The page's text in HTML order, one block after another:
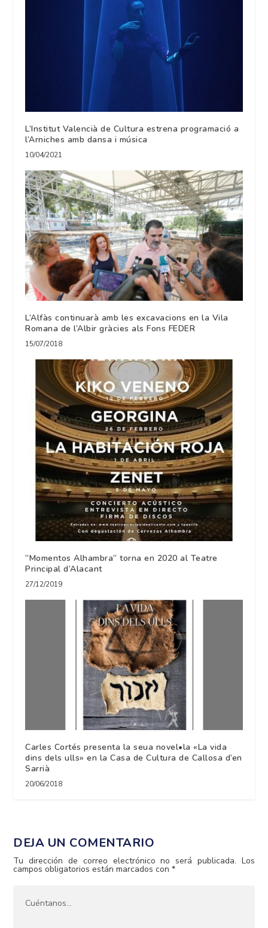
L’Institut Valencià de Cultura estrena programació a
l’Arniches amb dansa i música
10/04/2021
L’Alfàs continuarà amb les excavacions en la Vila
Romana de l’Albir gràcies als Fons FEDER
15/07/2018
“Momentos Alhambra” torna en 2020 al Teatre
Principal d’Alacant
27/12/2019
Carles Cortés presenta la seua novel•la «La vida
dins dels ulls» en la Casa de Cultura de Callosa d’en
Sarrià
20/06/2018
DEJA UN COMENTARIO
Tu dirección de correo electrónico no será publicada. Los
campos obligatorios están marcados con*